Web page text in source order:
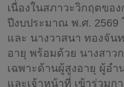
เนื่องในสภาวะวิกฤตขอ
ปีงบประมาณ พ.ศ. 2569
และ นางวาสนา ทองจัน
อายุ พร้อมด้วย นางสาว
เฉพาะด้านผู้สูงอายุ ผู้อ
และเจ้าหน้าที่ เข้าร่วม